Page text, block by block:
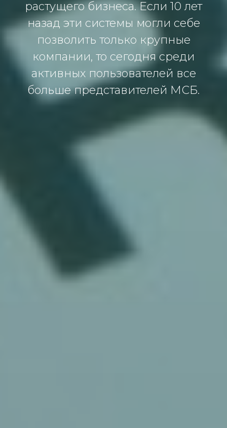
растущего бизнеса. Если 10 лет
назад эти системы могли себе
позволить только крупные
компании, то сегодня среди
активных пользователей все
больше представителей МСБ.